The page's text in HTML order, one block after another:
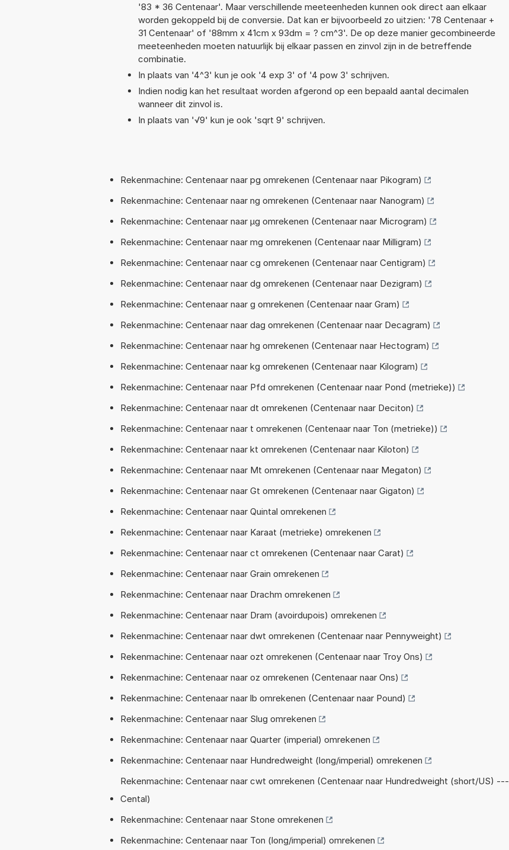
'83 * 36 Centenaar'. Maar verschillende meeteenheden kunnen ook direct aan elkaar
worden gekoppeld bij de conversie. Dat kan er bijvoorbeeld zo uitzien: '78 Centenaar +
31 Centenaar' of '88mm x 41cm x 93dm = ? cm^3'. De op deze manier gecombineerde
meeteenheden moeten natuurlijk bij elkaar passen en zinvol zijn in de betreffende
combinatie.
In plaats van '4^3' kun je ook '4 exp 3' of '4 pow 3' schrijven.
Indien nodig kan het resultaat worden afgerond op een bepaald aantal decimalen
wanneer dit zinvol is.
In plaats van '√9' kun je ook 'sqrt 9' schrijven.
Rekenmachine: Centenaar naar pg omrekenen (Centenaar naar Pikogram)
Rekenmachine: Centenaar naar ng omrekenen (Centenaar naar Nanogram)
Rekenmachine: Centenaar naar µg omrekenen (Centenaar naar Microgram)
Rekenmachine: Centenaar naar mg omrekenen (Centenaar naar Milligram)
Rekenmachine: Centenaar naar cg omrekenen (Centenaar naar Centigram)
Rekenmachine: Centenaar naar dg omrekenen (Centenaar naar Dezigram)
Rekenmachine: Centenaar naar g omrekenen (Centenaar naar Gram)
Rekenmachine: Centenaar naar dag omrekenen (Centenaar naar Decagram)
Rekenmachine: Centenaar naar hg omrekenen (Centenaar naar Hectogram)
Rekenmachine: Centenaar naar kg omrekenen (Centenaar naar Kilogram)
Rekenmachine: Centenaar naar Pfd omrekenen (Centenaar naar Pond (metrieke))
Rekenmachine: Centenaar naar dt omrekenen (Centenaar naar Deciton)
Rekenmachine: Centenaar naar t omrekenen (Centenaar naar Ton (metrieke))
Rekenmachine: Centenaar naar kt omrekenen (Centenaar naar Kiloton)
Rekenmachine: Centenaar naar Mt omrekenen (Centenaar naar Megaton)
Rekenmachine: Centenaar naar Gt omrekenen (Centenaar naar Gigaton)
Rekenmachine: Centenaar naar Quintal omrekenen
Rekenmachine: Centenaar naar Karaat (metrieke) omrekenen
Rekenmachine: Centenaar naar ct omrekenen (Centenaar naar Carat)
Rekenmachine: Centenaar naar Grain omrekenen
Rekenmachine: Centenaar naar Drachm omrekenen
Rekenmachine: Centenaar naar Dram (avoirdupois) omrekenen
Rekenmachine: Centenaar naar dwt omrekenen (Centenaar naar Pennyweight)
Rekenmachine: Centenaar naar ozt omrekenen (Centenaar naar Troy Ons)
Rekenmachine: Centenaar naar oz omrekenen (Centenaar naar Ons)
Rekenmachine: Centenaar naar lb omrekenen (Centenaar naar Pound)
Rekenmachine: Centenaar naar Slug omrekenen
Rekenmachine: Centenaar naar Quarter (imperial) omrekenen
Rekenmachine: Centenaar naar Hundredweight (long/imperial) omrekenen
Rekenmachine: Centenaar naar cwt omrekenen (Centenaar naar Hundredweight (short/US) ---
Cental)
Rekenmachine: Centenaar naar Stone omrekenen
Rekenmachine: Centenaar naar Ton (long/imperial) omrekenen